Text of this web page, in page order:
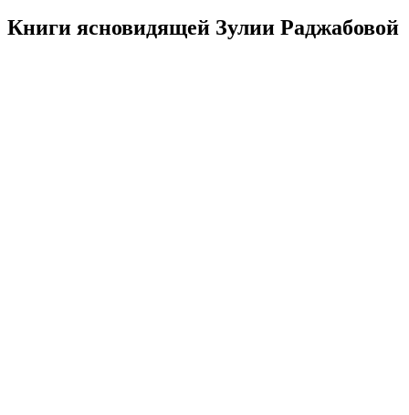
Книги ясновидящей Зулии Раджабовой